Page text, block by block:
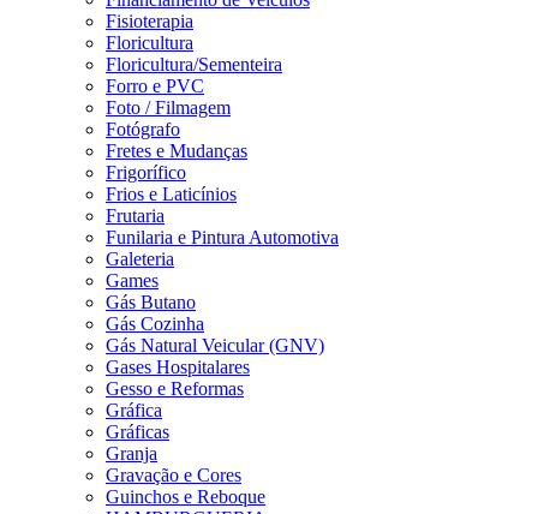
Fisioterapia
Floricultura
Floricultura/Sementeira
Forro e PVC
Foto / Filmagem
Fotógrafo
Fretes e Mudanças
Frigorífico
Frios e Laticínios
Frutaria
Funilaria e Pintura Automotiva
Galeteria
Games
Gás Butano
Gás Cozinha
Gás Natural Veicular (GNV)
Gases Hospitalares
Gesso e Reformas
Gráfica
Gráficas
Granja
Gravação e Cores
Guinchos e Reboque